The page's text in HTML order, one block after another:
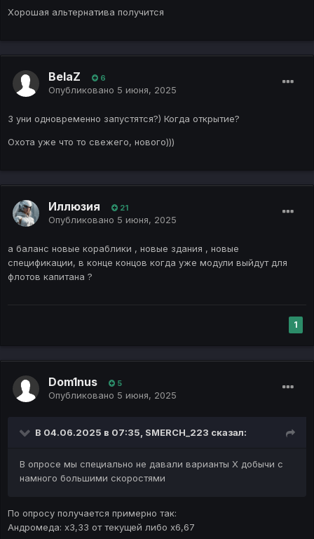
Хорошая альтернатива получится
BelaZ 6
Опубликовано 5 июня, 2025
3 уни одновременно запустятся?) Когда открытие?
Охота уже что то свежего, нового)))
Иллюзия 21
Опубликовано 5 июня, 2025
а баланс новые кораблики , новые здания , новые
спецификации, в конце концов когда уже модули выйдут для
флотов капитана ?
1
Dom1nus 5
Опубликовано 5 июня, 2025
В 04.06.2025 в 07:35, SMERCH_223 сказал:
В опросе мы специально не давали варианты Х добычи с
намного большими скоростями
По опросу получается примерно так:
Андромеда: х3,33 от текущей либо х6,67